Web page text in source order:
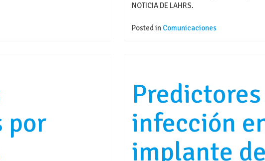
NOTICIA DE LAHRS.
Posted in Comunicaciones
por
infección
implante de